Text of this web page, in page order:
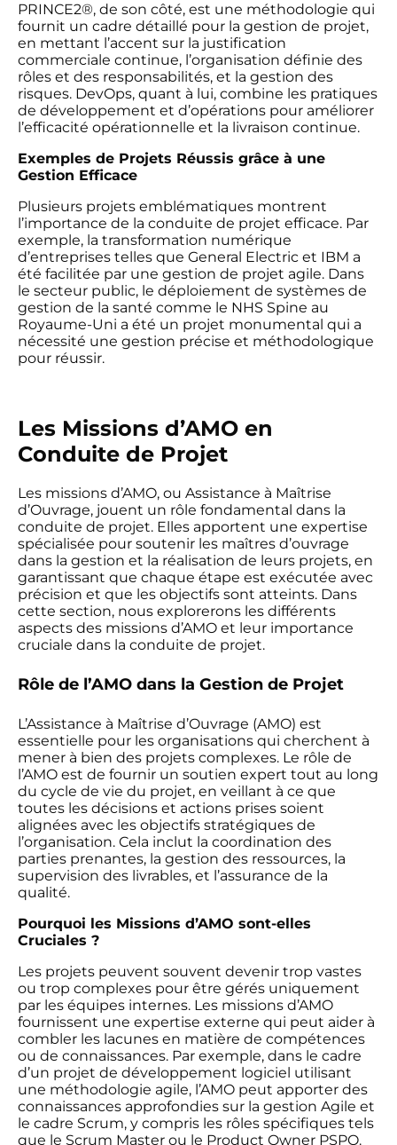
PRINCE2®, de son côté, est une méthodologie qui
fournit un cadre détaillé pour la gestion de projet,
en mettant l’accent sur la justification
commerciale continue, l’organisation définie des
rôles et des responsabilités, et la gestion des
risques. DevOps, quant à lui, combine les pratiques
de développement et d’opérations pour améliorer
l’efficacité opérationnelle et la livraison continue.
Exemples de Projets Réussis grâce à une
Gestion Efficace
Plusieurs projets emblématiques montrent
l’importance de la conduite de projet efficace. Par
exemple, la transformation numérique
d’entreprises telles que General Electric et IBM a
été facilitée par une gestion de projet agile. Dans
le secteur public, le déploiement de systèmes de
gestion de la santé comme le NHS Spine au
Royaume-Uni a été un projet monumental qui a
nécessité une gestion précise et méthodologique
pour réussir.
Les Missions d’AMO en
Conduite de Projet
Les missions d’AMO, ou Assistance à Maîtrise
d’Ouvrage, jouent un rôle fondamental dans la
conduite de projet. Elles apportent une expertise
spécialisée pour soutenir les maîtres d’ouvrage
dans la gestion et la réalisation de leurs projets, en
garantissant que chaque étape est exécutée avec
précision et que les objectifs sont atteints. Dans
cette section, nous explorerons les différents
aspects des missions d’AMO et leur importance
cruciale dans la conduite de projet.
Rôle de l’AMO dans la Gestion de Projet
L’Assistance à Maîtrise d’Ouvrage (AMO) est
essentielle pour les organisations qui cherchent à
mener à bien des projets complexes. Le rôle de
l’AMO est de fournir un soutien expert tout au long
du cycle de vie du projet, en veillant à ce que
toutes les décisions et actions prises soient
alignées avec les objectifs stratégiques de
l’organisation. Cela inclut la coordination des
parties prenantes, la gestion des ressources, la
supervision des livrables, et l’assurance de la
qualité.
Pourquoi les Missions d’AMO sont-elles
Cruciales ?
Les projets peuvent souvent devenir trop vastes
ou trop complexes pour être gérés uniquement
par les équipes internes. Les missions d’AMO
fournissent une expertise externe qui peut aider à
combler les lacunes en matière de compétences
ou de connaissances. Par exemple, dans le cadre
d’un projet de développement logiciel utilisant
une méthodologie agile, l’AMO peut apporter des
connaissances approfondies sur la gestion Agile et
le cadre Scrum, y compris les rôles spécifiques tels
que le Scrum Master ou le Product Owner PSPO.